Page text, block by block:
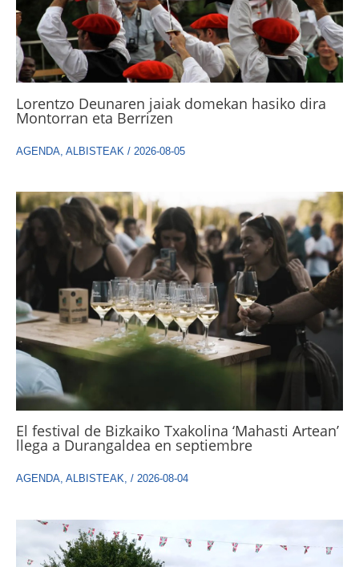
Lorentzo Deunaren jaiak domekan hasiko dira
Montorran eta Berrizen
AGENDA ALBISTEAK / 2026-08-05
El festival de Bizkaiko Txakolina ‘Mahasti Artean’
llega a Durangaldea en septiembre
AGENDA, ALBISTEAK, / 2026-08-04